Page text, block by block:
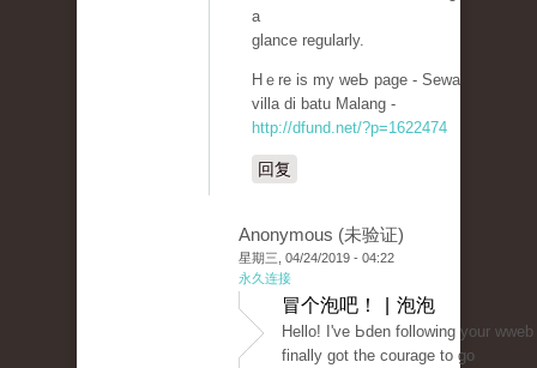
a
glance regularly.
Hｅre is my weЬ page - Sewa
villa di batu Malang -
http://dfund.net/?p=1622474
回复
Anonymous (未验证)
星期三, 04/24/2019 - 04:22
永久连接
冒个泡吧！ | 泡泡
Hello! I've Ьden following your
finally got tһe couraɡe to go